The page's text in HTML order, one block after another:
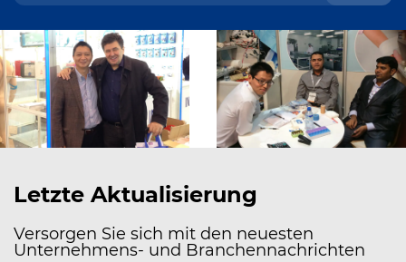
Letzte Aktualisierung
Versorgen Sie sich mit den neuesten
Unternehmens- und Branchennachrichten